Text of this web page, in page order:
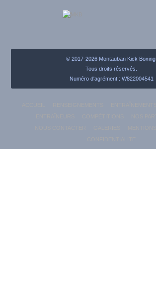
© 2017-2026 Montauban Kick Boxing.
Tous droits réservés.
Numéro d'agrément : W822004541